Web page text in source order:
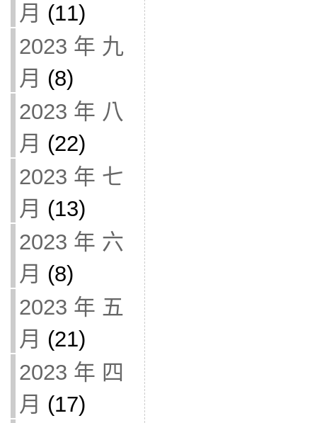
月 (11)
2023 年 九
月 (8)
2023 年 八
月 (22)
2023 年 七
月 (13)
2023 年 六
月 (8)
2023 年 五
月 (21)
2023 年 四
月 (17)